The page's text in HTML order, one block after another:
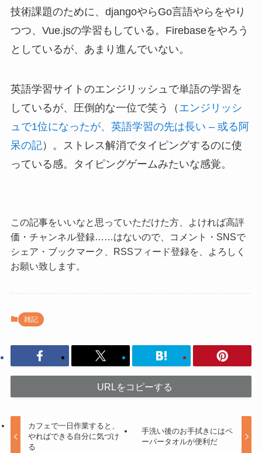
技術課題のために、djangoやらGo言語やらをやり
つつ、Vue.jsの学習もしている。Firebaseをやろう
としているが、あまり進んでいない。
英語学習サイトのエンジリッシュで単語の学習を
しているが、圧倒的な一位で笑う（ エンジリッシ
ュで1位になったが、英語学習の先は長い – 或る阿
呆の記）。ストレス解消でタイピングするのに使
っている感。タイピングゲームみたいな感覚。
この記事をいいなと思っていただけた方、よければ高評
価・チャンネル登録……はないので、コメント・SNSで
シェア・ブックマーク、RSSフィード登録を、よろしく
お願い致します。
雑記
URLをコピーする
カフェで一日作業すると、
やればできる自分に気づけ
る
手洗い後のお手拭きにはペ
ーパータオルが便利だ